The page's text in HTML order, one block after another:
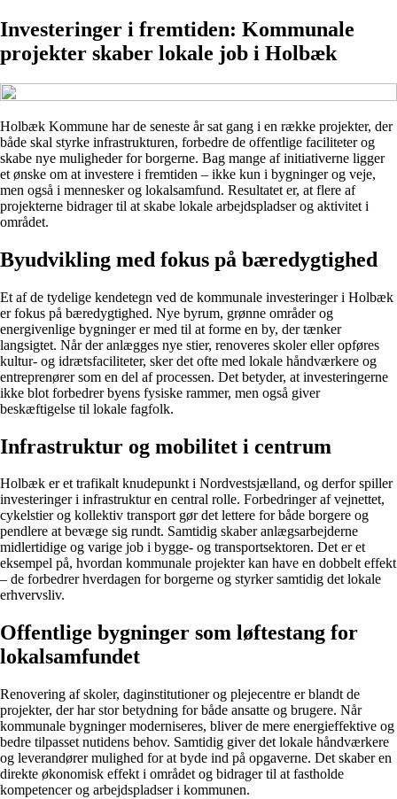
Investeringer i fremtiden: Kommunale
projekter skaber lokale job i Holbæk
Holbæk Kommune har de seneste år sat gang i en række projekter, der
både skal styrke infrastrukturen, forbedre de offentlige faciliteter og
skabe nye muligheder for borgerne. Bag mange af initiativerne ligger
et ønske om at investere i fremtiden – ikke kun i bygninger og veje,
men også i mennesker og lokalsamfund. Resultatet er, at flere af
projekterne bidrager til at skabe lokale arbejdspladser og aktivitet i
området.
Byudvikling med fokus på bæredygtighed
Et af de tydelige kendetegn ved de kommunale investeringer i Holbæk
er fokus på bæredygtighed. Nye byrum, grønne områder og
energivenlige bygninger er med til at forme en by, der tænker
langsigtet. Når der anlægges nye stier, renoveres skoler eller opføres
kultur- og idrætsfaciliteter, sker det ofte med lokale håndværkere og
entreprenører som en del af processen. Det betyder, at investeringerne
ikke blot forbedrer byens fysiske rammer, men også giver
beskæftigelse til lokale fagfolk.
Infrastruktur og mobilitet i centrum
Holbæk er et trafikalt knudepunkt i Nordvestsjælland, og derfor spiller
investeringer i infrastruktur en central rolle. Forbedringer af vejnettet,
cykelstier og kollektiv transport gør det lettere for både borgere og
pendlere at bevæge sig rundt. Samtidig skaber anlægsarbejderne
midlertidige og varige job i bygge- og transportsektoren. Det er et
eksempel på, hvordan kommunale projekter kan have en dobbelt effekt
– de forbedrer hverdagen for borgerne og styrker samtidig det lokale
erhvervsliv.
Offentlige bygninger som løftestang for
lokalsamfundet
Renovering af skoler, daginstitutioner og plejecentre er blandt de
projekter, der har stor betydning for både ansatte og brugere. Når
kommunale bygninger moderniseres, bliver de mere energieffektive og
bedre tilpasset nutidens behov. Samtidig giver det lokale håndværkere
og leverandører mulighed for at byde ind på opgaverne. Det skaber en
direkte økonomisk effekt i området og bidrager til at fastholde
kompetencer og arbejdspladser i kommunen.